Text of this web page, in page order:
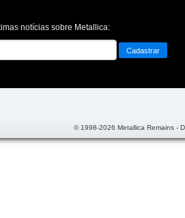
notícias sobre Metallica:
© 1998-2026 Metallica Remains -